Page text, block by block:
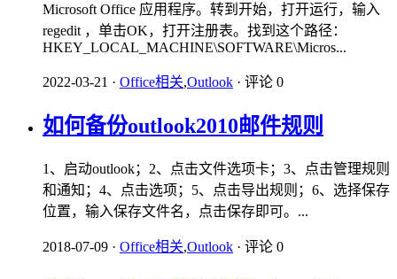
Microsoft Office 应用程序。转到开始，打开运行，输入
regedit ，单击OK，打开注册表。找到这个路径：
HKEY_LOCAL_MACHINE\SOFTWARE\Micros...
2022-03-21 · Office相关,Outlook · 评论 0
如何备份outlook2010邮件规则
1、启动outlook；2、点击文件选项卡；3、点击管理规则
和通知；4、点击选项；5、点击导出规则；6、选择保存
位置，输入保存文件名，点击保存即可。...
2018-07-09 · Office相关,Outlook · 评论 0